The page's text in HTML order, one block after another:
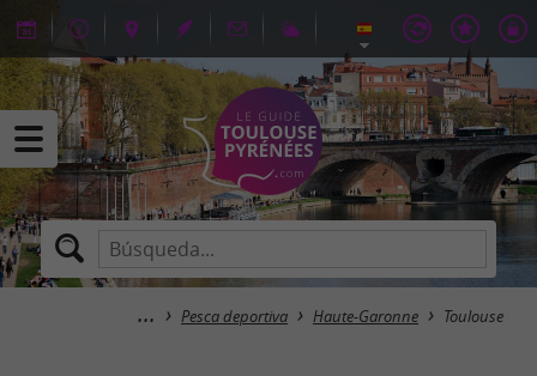
Pesca deportiva Haute-Garonne Toulouse